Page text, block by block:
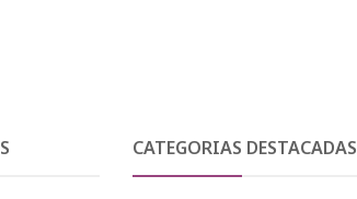
CATEGORIAS DESTACADAS